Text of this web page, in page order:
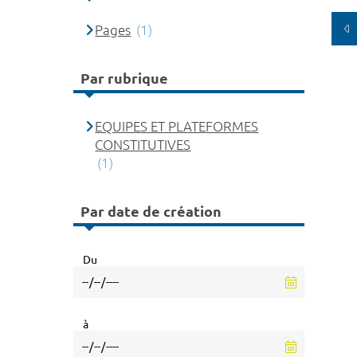
Pages (1)
Par rubrique
EQUIPES ET PLATEFORMES
CONSTITUTIVES
(1)
Par date de création
Du
à